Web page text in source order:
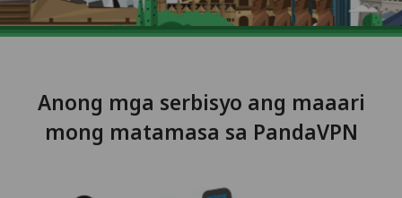
Anong mga serbisyo ang maaari
mong matamasa sa PandaVPN